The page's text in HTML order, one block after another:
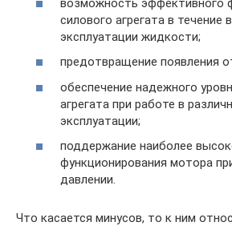
силового агрегата в течение
эксплуатации жидкости;
предотвращение появления
обеспечение надежного
агрегата при работе в
эксплуатации;
поддержание наиболее
функционирования мотора
давлении.
Что касается минусов, то к ним